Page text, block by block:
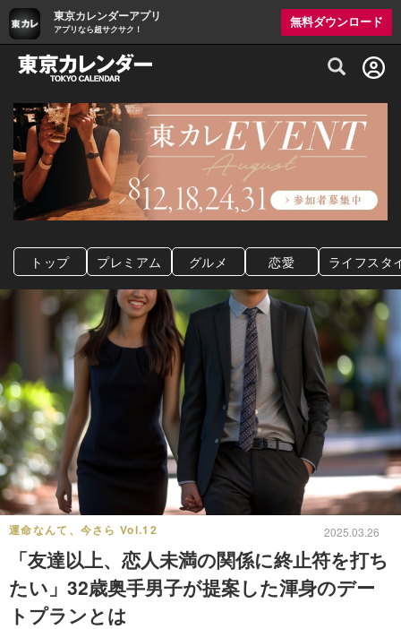
東京カレンダーアプリ
アプリなら超サクサク！
無料ダウンロード
グルメ情報・プレミアムレストラン予約
トップ プレミアム グルメ 恋愛 ライフスタ
運命なんて、今さら Vol.12 2025.03.26
「友達以上、恋人未満の関係に終止符を打ち
たい」32歳奥手男子が提案した渾身のデー
トプランとは